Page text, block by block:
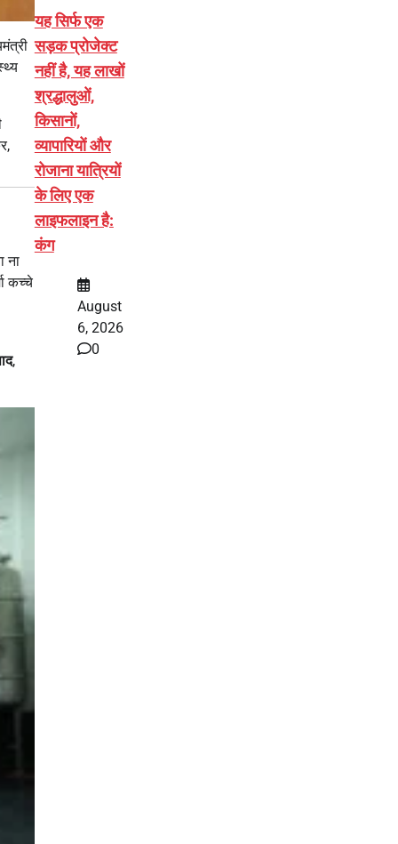
ना
कच्चे
,
यह सिर्फ एक
सड़क प्रोजेक्ट
नहीं है, यह लाखों
श्रद्धालुओं,
किसानों,
व्यापारियों और
रोजाना यात्रियों
के लिए एक
लाइफलाइन है:
कंग
August
6, 2026
0